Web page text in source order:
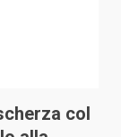
col